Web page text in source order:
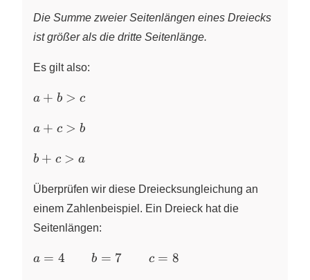
Die Summe zweier Seitenlängen eines Dreiecks
ist größer als die dritte Seitenlänge.
Es gilt also:
a
b
c
a + b > c
a
c
b
a + c > b
b
c
>
a
b + c > a
Überprüfen wir diese Dreiecksungleichung an
einem Zahlenbeispiel. Ein Dreieck hat die
Seitenlängen:
a = 4
a = 4 b = 7 c = 8